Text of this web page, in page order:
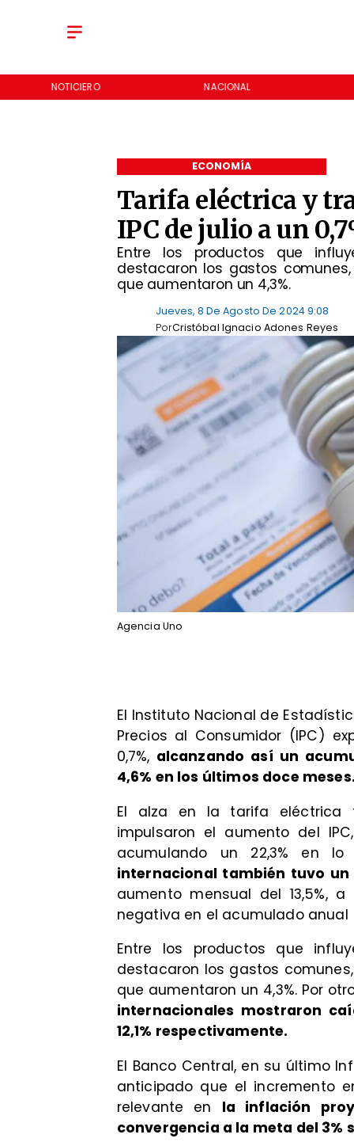
NOTICIERO NACIONAL
Tarifa eléctrica y
IPC de julio a un
​Entre los productos que
destacaron los gastos
que aumentaron un 4,3%.
ECONOMÍA
Jueves, 8 De Agosto De 2024 9:08
Cristóbal Ignacio Adones Reyes
Por
Agencia Uno
El Instituto Nacional de
Precios al Consumidor (IPC)
0,7%, alcanzando así un
4,6% en los últimos doce
El alza en la tarifa eléctrica
impulsaron el aumento del
acumulando un 22,3% en
internacional también tuvo
aumento mensual del 13,5%,
negativa en el acumulado anual
Entre los productos que
destacaron los gastos
que aumentaron un 4,3%. Por
internacionales mostraron
12,1% respectivamente.
El Banco Central, en su último
anticipado que el incremento
relevante en la inflación
convergencia a la meta del 3%